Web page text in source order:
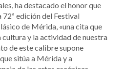
ha destacado el honor que
edición del Festival
de Mérida, «una cita que
y la actividad de nuestra
de este calibre supone
sitúa a Mérida y a